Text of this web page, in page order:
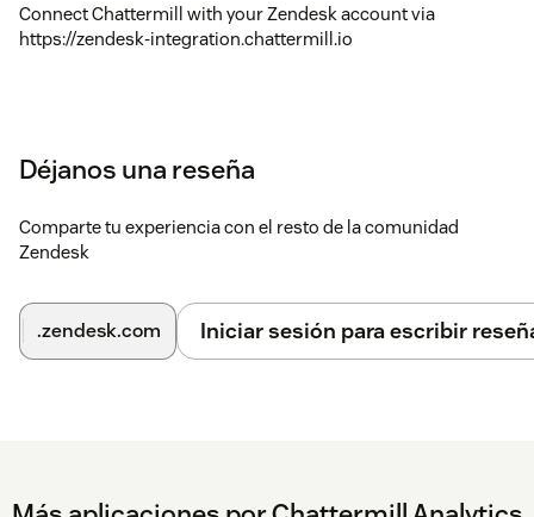
Connect Chattermill with your Zendesk account via
https://zendesk-integration.chattermill.io
Déjanos una reseña
Comparte tu experiencia con el resto de la comunidad
Zendesk
.zendesk.com Iniciar sesión para escribir